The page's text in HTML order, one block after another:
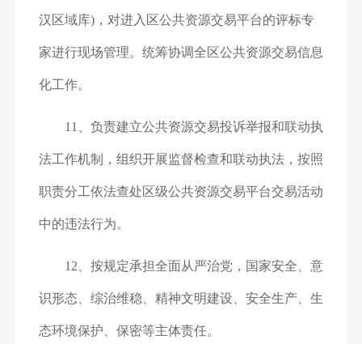
汉区域库)，对进入区公共资源交易平台的评标专
家进行现场管理。统筹协调全区公共资源交易信息
化工作。
11、负责建立公共资源交易投诉举报和联动执
法工作机制，组织开展监督检查和联动执法，按照
职责分工依法查处区级公共资源交易平台交易活动
中的违法行为。
12、按规定承担全面从严治党，国家安全、意
识形态、综治维稳、精神文明建设、安全生产、生
态环境保护、保密等主体责任。